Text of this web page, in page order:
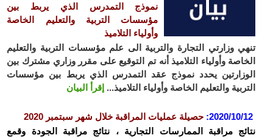
نموذج التمدرس الذي يربط بين
مؤسسات التربية والتعليم الخاصة
وأولياء التلاميذ
تنهي وزارتي التجارة والتربية الى علم مؤسسات التربية والتعليم
الخاصة وأولياء التلاميذ أنه تم التوقيع على مقرر وزاري مشترك بين
الوزارتين يحدد نموذج عقد التمدرس الذي يربط بين مؤسسات
التربية والتعليم الخاصة وأولياء التلاميذ... إقرأ البيان
2020/10/12
: حصيلة عمليات المراقبة خلال شهر سبتمبر 2020
نتائج مراقبة الممارسات التجارية ، نتائج مراقبة الجودة وقمع